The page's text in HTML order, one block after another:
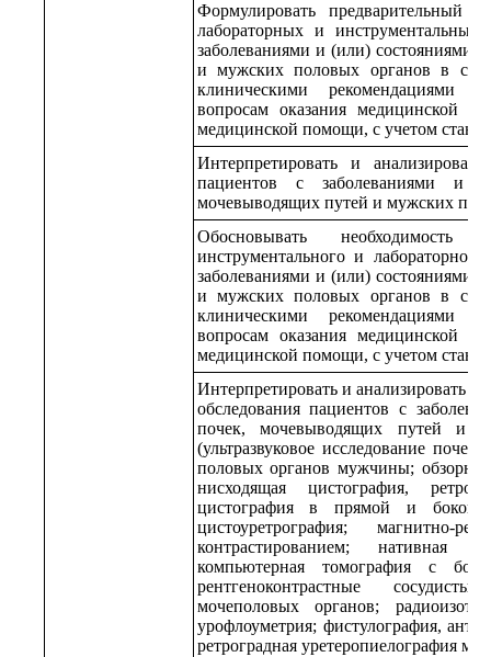
Формулировать предварительный
лабораторных и инструментальных
заболеваниями и (или) состояниями
и мужских половых органов в
клиническими рекомендациями
вопросам оказания медицинской
медицинской помощи, с учетом
Интерпретировать и
пациентов с заболеваниями и
мочевыводящих путей и мужских
Обосновывать
инструментального и
заболеваниями и (или) состояниями
и мужских половых органов в
клиническими рекомендациями
вопросам оказания медицинской
медицинской помощи, с учетом
Интерпретировать и анализировать
обследования пациентов с
почек, мочевыводящих путей и
(ультразвуковое исследование
половых органов мужчины;
нисходящая цистография,
цистография в прямой и
цистоуретрография; магнитно-
контрастированием; нативная
компьютерная томография с
рентгеноконтрастные
мочеполовых органов;
урофлоуметрия; фистулография,
ретроградная уретеропиелография